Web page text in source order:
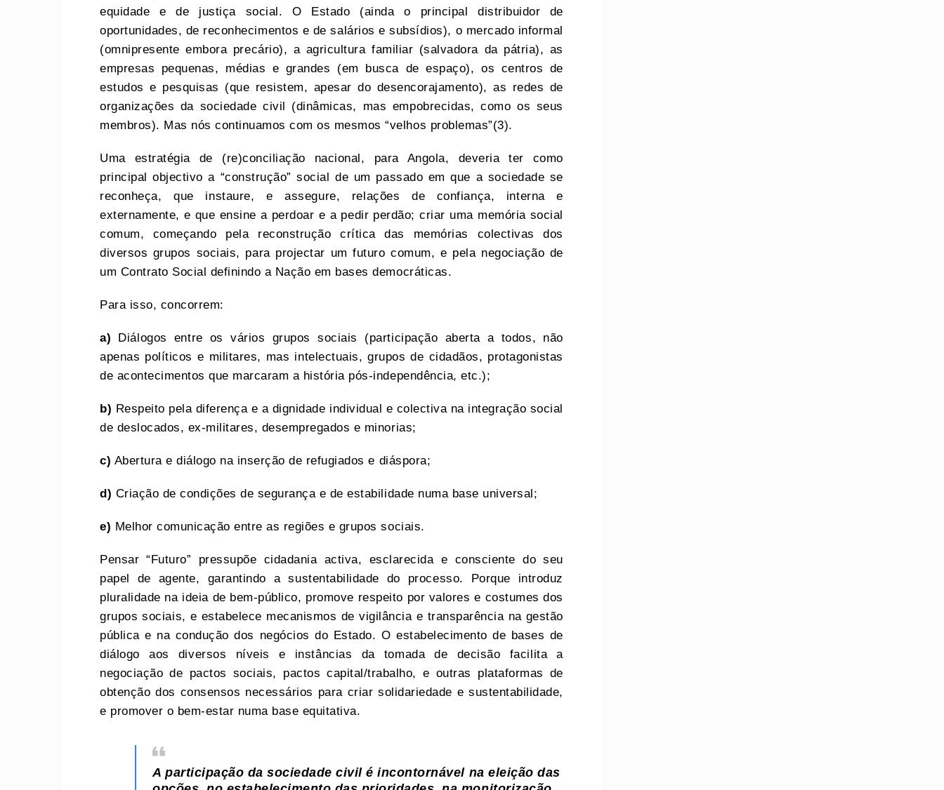
equidade e de justiça social. O Estado (ainda o principal distribuidor de
oportunidades, de reconhecimentos e de salários e subsídios), o mercado informal
(omnipresente embora precário), a agricultura familiar (salvadora da pátria), as
empresas pequenas, médias e grandes (em busca de espaço), os centros de
estudos e pesquisas (que resistem, apesar do desencorajamento), as redes de
organizações da sociedade civil (dinâmicas, mas empobrecidas, como os seus
membros). Mas nós continuamos com os mesmos “velhos problemas”(3).
Uma estratégia de (re)conciliação nacional, para Angola, deveria ter como
principal objectivo a “construção” social de um passado em que a sociedade se
reconheça, que instaure, e assegure, relações de confiança, interna e
externamente, e que ensine a perdoar e a pedir perdão; criar uma memória social
comum, começando pela reconstrução crítica das memórias colectivas dos
diversos grupos sociais, para projectar um futuro comum, e pela negociação de
um Contrato Social definindo a Nação em bases democráticas.
Para isso, concorrem:
a) Diálogos entre os vários grupos sociais (participação aberta a todos, não
apenas políticos e militares, mas intelectuais, grupos de cidadãos, protagonistas
de acontecimentos que marcaram a história pós-independência, etc.);
b) Respeito pela diferença e a dignidade individual e colectiva na integração social
de deslocados, ex-militares, desempregados e minorias;
c) Abertura e diálogo na inserção de refugiados e diáspora;
d) Criação de condições de segurança e de estabilidade numa base universal;
e) Melhor comunicação entre as regiões e grupos sociais.
Pensar “Futuro” pressupõe cidadania activa, esclarecida e consciente do seu
papel de agente, garantindo a sustentabilidade do processo. Porque introduz
pluralidade na ideia de bem-público, promove respeito por valores e costumes dos
grupos sociais, e estabelece mecanismos de vigilância e transparência na gestão
pública e na condução dos negócios do Estado. O estabelecimento de bases de
diálogo aos diversos níveis e instâncias da tomada de decisão facilita a
negociação de pactos sociais, pactos capital/trabalho, e outras plataformas de
obtenção dos consensos necessários para criar solidariedade e sustentabilidade,
e promover o bem-estar numa base equitativa.
A participação da sociedade civil é incontornável na eleição das